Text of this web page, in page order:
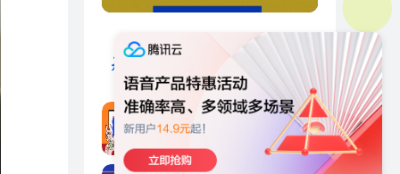
天兔涨粉宝-抖音短视频涨
粉运营平台
抖音运营 | 2023-09-01
天兔网-抖音涨粉直播间的
标签，抖音直播标签怎么
弄-抖推宝
抖音运营 | 2023-09-01